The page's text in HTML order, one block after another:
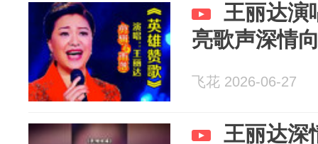
王丽达演
亮歌声深情
飞花 2026-06-27
王丽达深